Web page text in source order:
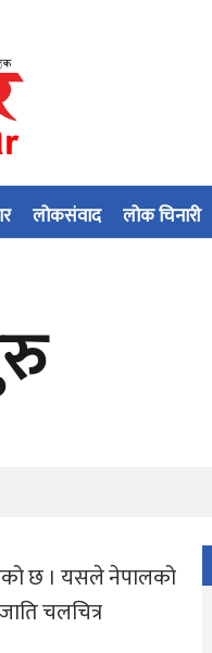
लोकसंवाद लोक चिनारी
छ । यसले नेपालको
चलचित्र